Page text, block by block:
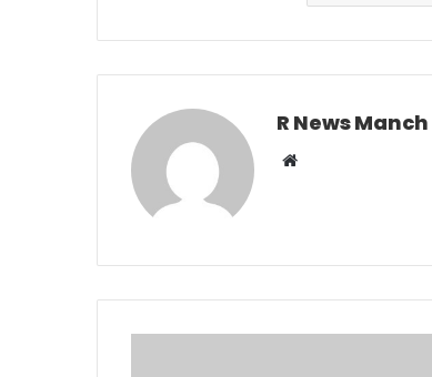
R News Manch
Website